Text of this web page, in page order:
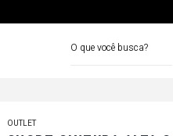
FRETE
OUTLET